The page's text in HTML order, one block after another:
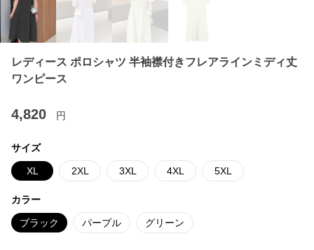
レディース ポロシャツ 半袖襟付きフレアラインミディ丈
ワンピース
4,820 円
サイズ
XL 2XL 3XL 4XL 5XL
カラー
ブラック パープル グリーン